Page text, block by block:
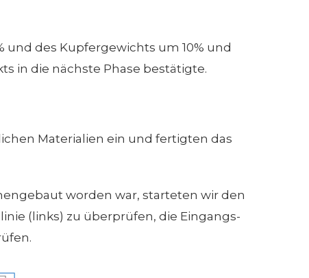
des Kupfergewichts um 10% und
in die nächste Phase bestätigte.
Materialien ein und fertigten das
worden war, starteten wir den
(links) zu überprüfen, die Eingangs-